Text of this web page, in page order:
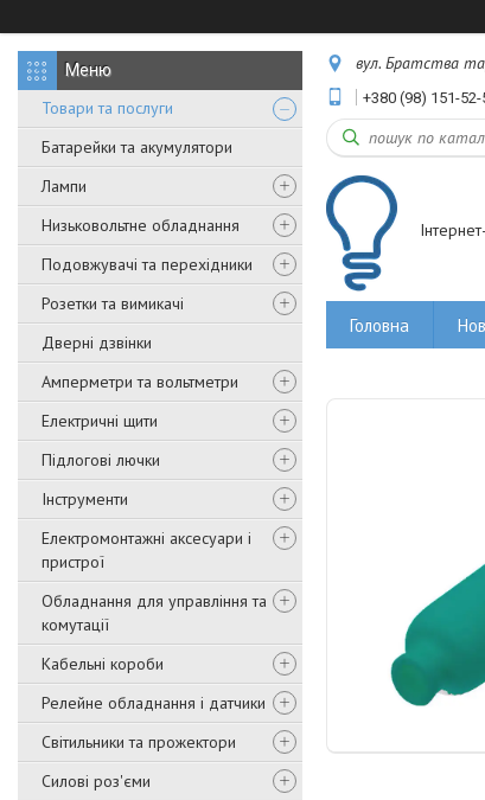
Товари та послуги
Батарейки та акумулятори
Лампи
Низьковольтне обладнання
Подовжувачі та перехідники
Розетки та вимикачі
Дверні дзвінки
Амперметри та вольтметри
Електричні щити
Підлогові лючки
Інструменти
Електромонтажні аксесуари і
пристрої
Обладнання для управління та
комутації
Кабельні короби
Релейне обладнання і датчики
Світильники та прожектори
Силові роз'єми
вул. Братства
+380 (98) 151-52-
Головна